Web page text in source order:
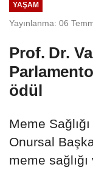
YAŞAM
Yayınlanma: 06
Prof. Dr.
ödül
Meme
Onursal
meme